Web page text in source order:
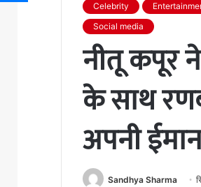
Celebrity
Social media
नीतू कपूर
के साथ
अपनी
Sandhya Sharma